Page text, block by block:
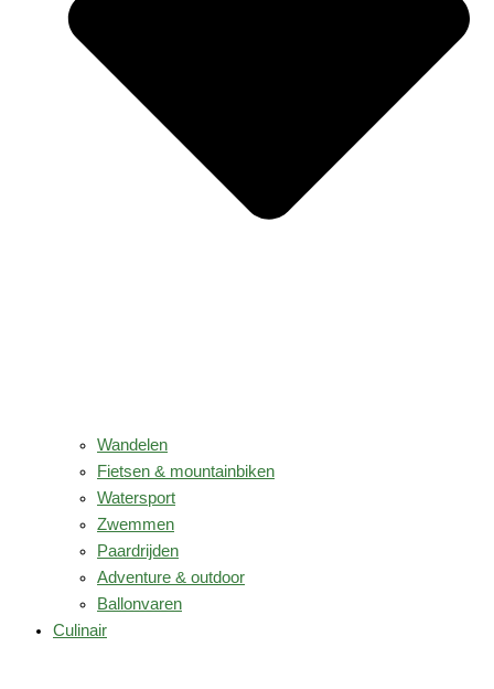
Wandelen
Fietsen & mountainbiken
Watersport
Zwemmen
Paardrijden
Adventure & outdoor
Ballonvaren
Culinair